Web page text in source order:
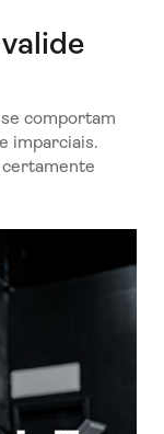
comportam
imparciais.